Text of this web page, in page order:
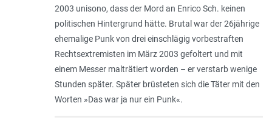
2003 unisono, dass der Mord an Enrico Sch. keinen
politischen Hintergrund hätte. Brutal war der 26jährige
ehemalige Punk von drei einschlägig vorbestraften
Rechtsextre­misten im März 2003 gefoltert und mit
einem Messer malträtiert worden – er verstarb wenige
Stunden später. Später brüsteten sich die Täter mit den
Worten »Das war ja nur ein Punk«.